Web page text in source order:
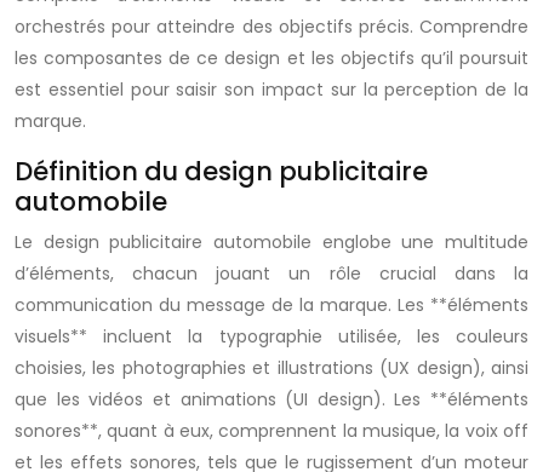
orchestrés pour atteindre des objectifs précis. Comprendre
les composantes de ce design et les objectifs qu’il poursuit
est essentiel pour saisir son impact sur la perception de la
marque.
Définition du design publicitaire
automobile
Le design publicitaire automobile englobe une multitude
d’éléments, chacun jouant un rôle crucial dans la
communication du message de la marque. Les **éléments
visuels** incluent la typographie utilisée, les couleurs
choisies, les photographies et illustrations (UX design), ainsi
que les vidéos et animations (UI design). Les **éléments
sonores**, quant à eux, comprennent la musique, la voix off
et les effets sonores, tels que le rugissement d’un moteur